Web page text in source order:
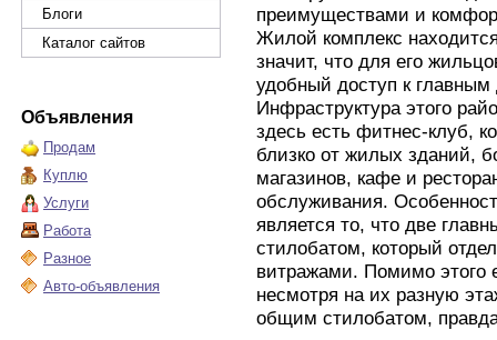
Блоги
Каталог сайтов
Объявления
Продам
Куплю
Услуги
Работа
Разное
Авто-объявления
преимуществами и
Жилой комплекс
значит, что для его
удобный доступ к
Инфраструктура этого
здесь есть фитнес-клуб,
близко от жилых зданий,
магазинов, кафе и
обслуживания.
является то, что две
стилобатом, который
витражами. Помимо этого
несмотря на их разную
общим стилобатом,